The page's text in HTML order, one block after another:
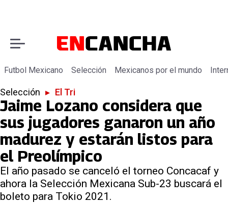
Futbol Mexicano Selección Mexicanos por el mundo
Selección ▸ El Tri
Jaime Lozano considera que
sus jugadores ganaron un año
madurez y estarán listos para
el Preolímpico
El año pasado se canceló el torneo Concacaf y
ahora la Selección Mexicana Sub-23 buscará el
boleto para Tokio 2021.